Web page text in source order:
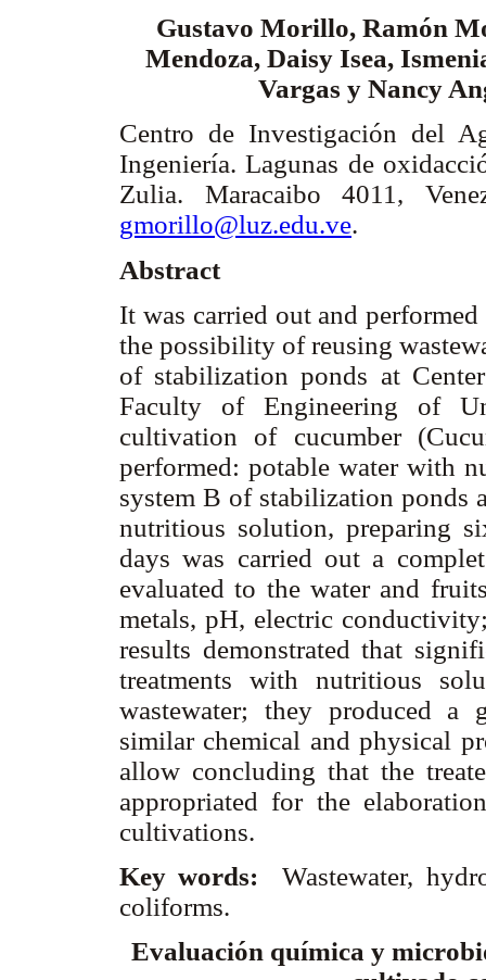
Gustavo Morillo, Ramón
Mendoza, Daisy Isea,
Vargas y Nancy
Centro de Investigación del
Ingeniería. Lagunas de
Zulia. Maracaibo 4011,
gmorillo@luz.edu.ve.
Abstract
It was carried out and
the possibility of reusing
of stabilization ponds at
Faculty of Engineering of
cultivation of cucumber
performed: potable water with
system B of stabilization ponds
nutritious solution, preparing
days was carried out a
evaluated to the water and
metals, pH, electric
results demonstrated that
treatments with nutritious
wastewater; they produced
similar chemical and physical
allow concluding that the
appropriated for the
cultivations.
Key words:
Wastewater,
coliforms.
Evaluación química y